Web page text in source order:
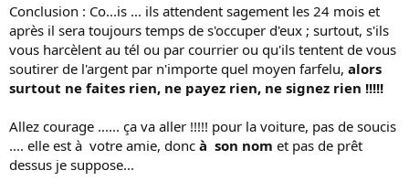
Conclusion : Co...is ... ils attendent sagement les 24 mois et
après il sera toujours temps de s'occuper d'eux ; surtout, s'ils
vous harcèlent au tél ou par courrier ou qu'ils tentent de vous
soutirer de l'argent par n'importe quel moyen farfelu, alors
surtout ne faites rien, ne payez rien, ne signez rien !!!!!
Allez courage ...... ça va aller !!!!! pour la voiture, pas de soucis
.... elle est à votre amie, donc à son nom et pas de prêt
dessus je suppose...